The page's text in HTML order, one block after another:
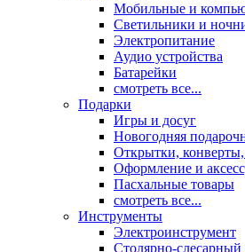
Мобильные и
Светильники и
Электропитание
Аудио устройства
Батарейки
смотреть все...
Подарки
Игры и досуг
Новогодняя
Открытки,
Оформление и
Пасхальные товары
смотреть все...
Инструменты
Электроинструмент
Столярно-слесарный